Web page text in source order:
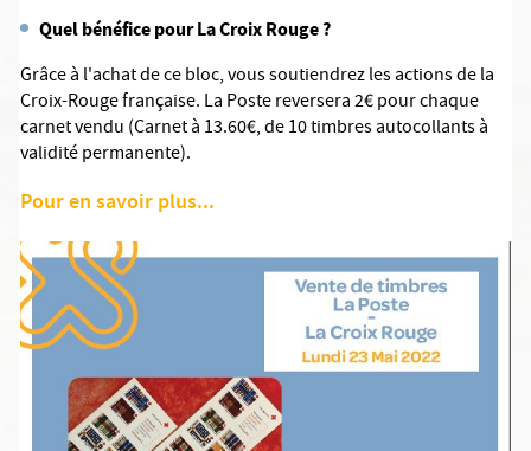
Quel bénéfice pour La Croix Rouge ?
Grâce à l'achat de ce bloc, vous soutiendrez les actions de la
Croix-Rouge française. La Poste reversera 2€ pour chaque
carnet vendu (Carnet à 13.60€, de 10 timbres autocollants à
validité permanente).
Pour en savoir plus...